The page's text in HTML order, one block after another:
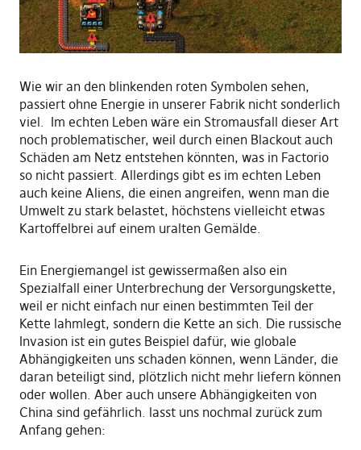
Wie wir an den blinkenden roten Symbolen sehen,
passiert ohne Energie in unserer Fabrik nicht sonderlich
viel. Im echten Leben wäre ein Stromausfall dieser Art
noch problematischer, weil durch einen Blackout auch
Schäden am Netz entstehen könnten, was in Factorio
so nicht passiert. Allerdings gibt es im echten Leben
auch keine Aliens, die einen angreifen, wenn man die
Umwelt zu stark belastet, höchstens vielleicht etwas
Kartoffelbrei auf einem uralten Gemälde.
Ein Energiemangel ist gewissermaßen also ein
Spezialfall einer Unterbrechung der Versorgungskette,
weil er nicht einfach nur einen bestimmten Teil der
Kette lahmlegt, sondern die Kette an sich. Die russische
Invasion ist ein gutes Beispiel dafür, wie globale
Abhängigkeiten uns schaden können, wenn Länder, die
daran beteiligt sind, plötzlich nicht mehr liefern können
oder wollen. Aber auch unsere Abhängigkeiten von
China sind gefährlich. lasst uns nochmal zurück zum
Anfang gehen: